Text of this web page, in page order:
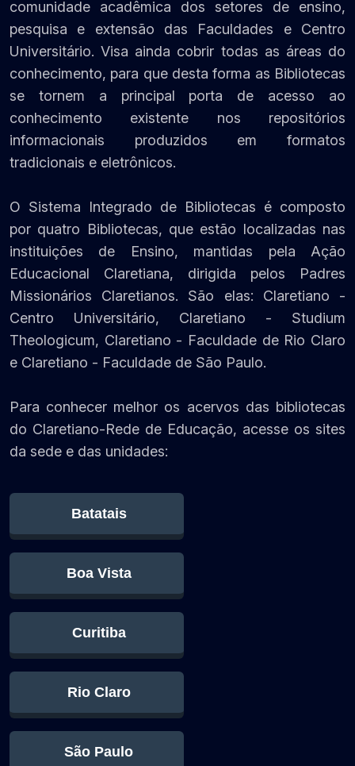
comunidade acadêmica dos setores de ensino,
pesquisa e extensão das Faculdades e Centro
Universitário. Visa ainda cobrir todas as áreas do
conhecimento, para que desta forma as Bibliotecas
se tornem a principal porta de acesso ao
conhecimento existente nos repositórios
informacionais produzidos em formatos
tradicionais e eletrônicos.
O Sistema Integrado de Bibliotecas é composto
por quatro Bibliotecas, que estão localizadas nas
instituições de Ensino, mantidas pela Ação
Educacional Claretiana, dirigida pelos Padres
Missionários Claretianos. São elas: Claretiano -
Centro Universitário, Claretiano - Studium
Theologicum, Claretiano - Faculdade de Rio Claro
e Claretiano - Faculdade de São Paulo.
Para conhecer melhor os acervos das bibliotecas
do Claretiano-Rede de Educação, acesse os sites
da sede e das unidades:
Batatais
Boa Vista
Curitiba
Rio Claro
São Paulo